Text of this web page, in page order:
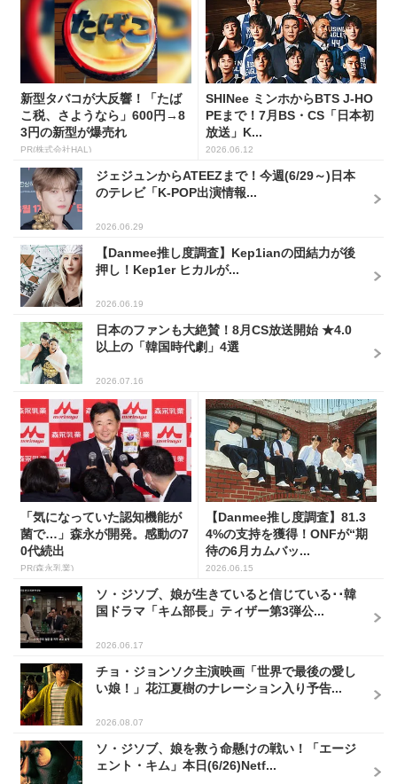
新型タバコが大反響！「たば
こ税、さようなら」600円→8
3円の新型が爆売れ
PR(株式会社HAL)
SHINee ミンホからBTS J-HO
PEまで！7月BS・CS「日本初
放送」K...
2026.06.12
ジェジュンからATEEZまで！今週(6/29～)日本
のテレビ「K-POP出演情報...
2026.06.29
【Danmee推し度調査】Kep1ianの団結力が後
押し！Kep1er ヒカルが...
2026.06.19
日本のファンも大絶賛！8月CS放送開始 ★4.0
以上の「韓国時代劇」4選
2026.07.16
「気になっていた認知機能が
菌で…」森永が開発。感動の7
0代続出
PR(森永乳業)
【Danmee推し度調査】81.3
4%の支持を獲得！ONFが“期
待の6月カムバッ...
2026.06.15
ソ・ジソブ、娘が生きていると信じている･･韓
国ドラマ「キム部長」ティザー第3弾公...
2026.06.17
チョ・ジョンソク主演映画「世界で最後の愛し
い娘！」花江夏樹のナレーション入り予告...
2026.08.07
ソ・ジソブ、娘を救う命懸けの戦い！「エージ
ェント・キム」本日(6/26)Netf...